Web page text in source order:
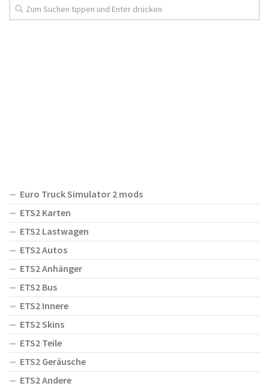
Euro Truck Simulator 2 mods
ETS2 Karten
ETS2 Lastwagen
ETS2 Autos
ETS2 Anhänger
ETS2 Bus
ETS2 Innere
ETS2 Skins
ETS2 Teile
ETS2 Geräusche
ETS2 Andere